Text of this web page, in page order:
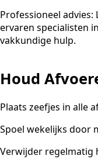
Professioneel advies:
ervaren specialisten
vakkundige hulp.
Houd
Plaats zeefjes in alle
Spoel wekelijks door
Verwijder regelmatig